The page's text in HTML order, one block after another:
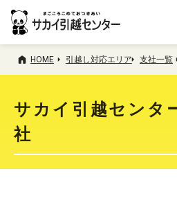
HOME 引越し対応エリア 支社一覧
サカイ引越セン
社